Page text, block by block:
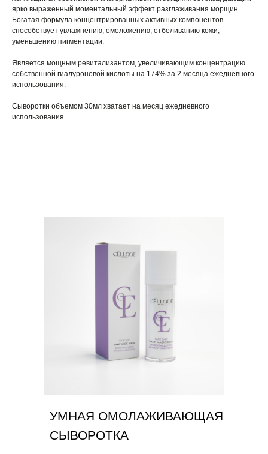
ярко выраженный моментальный эффект разглаживания морщин.
Богатая формула концентрированных активных компонентов
способствует увлажнению, омоложению, отбеливанию кожи,
уменьшению пигментации.
Является мощным ревитализантом, увеличивающим концентрацию
собственной гиалуроновой кислоты на 174% за 2 месяца ежедневного
использования.
Сыворотки объемом 30мл хватает на месяц ежедневного
использования.
УМНАЯ ОМОЛАЖИВАЮЩАЯ
СЫВОРОТКА